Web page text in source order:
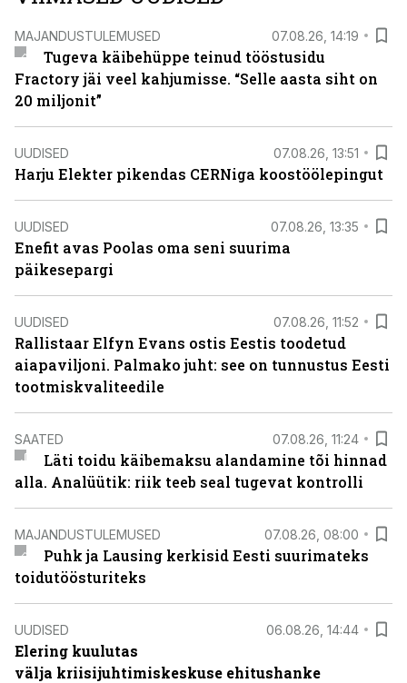
MAJANDUSTULEMUSED 07.08.26, 14:19
Tugeva käibehüppe teinud tööstusidu
Fractory jäi veel kahjumisse. “Selle aasta siht on
20 miljonit”
UUDISED 07.08.26, 13:51
Harju Elekter pikendas CERNiga koostöölepingut
UUDISED 07.08.26, 13:35
Enefit avas Poolas oma seni suurima
päikesepargi
UUDISED 07.08.26, 11:52
Rallistaar Elfyn Evans ostis Eestis toodetud
aiapaviljoni. Palmako juht: see on tunnustus Eesti
tootmiskvaliteedile
SAATED 07.08.26, 11:24
Läti toidu käibemaksu alandamine tõi hinnad
alla. Analüütik: riik teeb seal tugevat kontrolli
MAJANDUSTULEMUSED 07.08.26, 08:00
Puhk ja Lausing kerkisid Eesti suurimateks
toidutöösturiteks
UUDISED 06.08.26, 14:44
Elering kuulutas
välja kriisijuhtimiskeskuse ehitushanke